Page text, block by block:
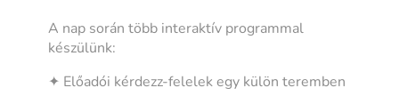
A nap során több interaktív programmal
készülünk:
✦ Előadói kérdezz-felelek egy külön teremben